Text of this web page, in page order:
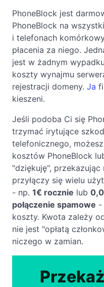
PhoneBlock jest
PhoneBlock na
i telefonach
płacenia za niego.
jest w żadnym
koszty wynajmu
rejestracji domeny. Ja
kieszeni.
Jeśli podoba Ci się
trzymać irytujące
telefonicznego,
kosztów PhoneBlock
"dziękuję",
przyłączy się wielu
- np. 1€ rocznie lub
połączenie spamowe -
koszty. Kwota zależy
nie jest "opłatą
niczego w zamian.